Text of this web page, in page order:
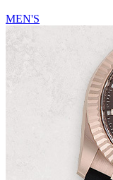
MEN'S